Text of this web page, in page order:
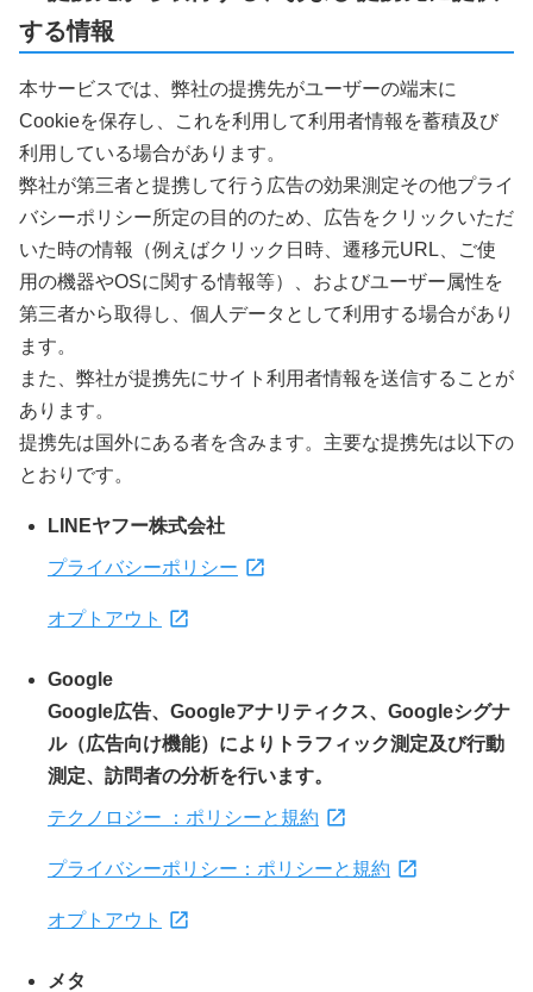
する情報
本サービスでは、弊社の提携先がユーザーの端末に
Cookieを保存し、これを利用して利用者情報を蓄積及び
利用している場合があります。
弊社が第三者と提携して行う広告の効果測定その他プライ
バシーポリシー所定の目的のため、広告をクリックいただ
いた時の情報（例えばクリック日時、遷移元URL、ご使
用の機器やOSに関する情報等）、およびユーザー属性を
第三者から取得し、個人データとして利用する場合があり
ます。
また、弊社が提携先にサイト利用者情報を送信することが
あります。
提携先は国外にある者を含みます。主要な提携先は以下の
とおりです。
LINEヤフー株式会社
プライバシーポリシー
オプトアウト
Google
Google広告、Googleアナリティクス、Googleシグナ
ル（広告向け機能）によりトラフィック測定及び行動
測定、訪問者の分析を行います。
テクノロジー ：ポリシーと規約
プライバシーポリシー：ポリシーと規約
オプトアウト
メタ